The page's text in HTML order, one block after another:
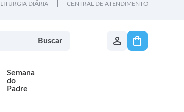
LITURGIA DIÁRIA CENTRAL DE ATENDIMENTO
Buscar
Semana
do
Padre